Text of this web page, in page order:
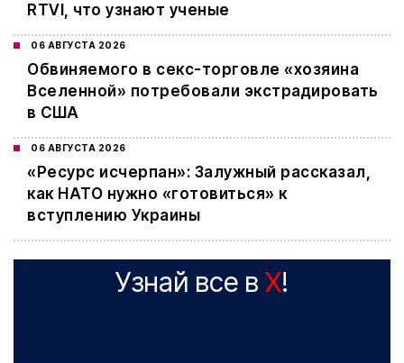
RTVI, что узнают ученые
06 АВГУСТА 2026
Обвиняемого в секс-торговле «хозяина
Вселенной» потребовали экстрадировать
в США
06 АВГУСТА 2026
«Ресурс исчерпан»: Залужный рассказал,
как НАТО нужно «готовиться» к
вступлению Украины
Узнай все в X!